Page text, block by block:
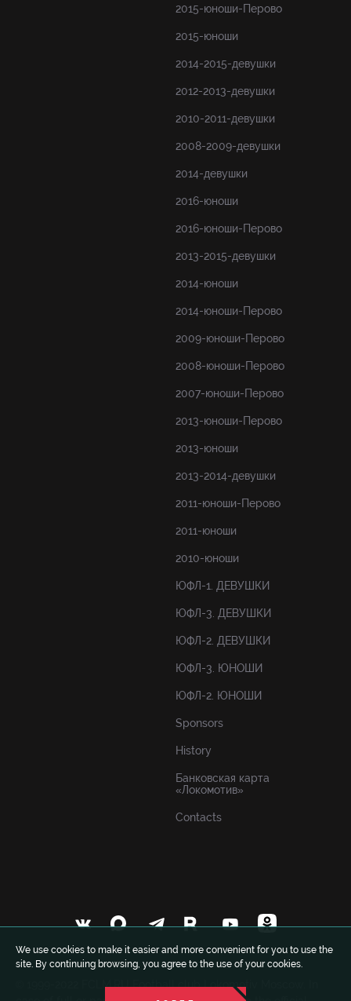
We use cookies to make it easier and more convenient for you to use the
site. By continuing browsing, you agree to the use of your cookies.
2015-юноши-Перово
2015-юноши
2014-2015-девушки
2012-2013-девушки
2010-2011-девушки
2008-2009-девушки
2014-девушки
2016-юноши
2016-юноши-Перово
2013-2015-девушки
2014-юноши
2014-юноши-Перово
2009-юноши-Перово
2008-юноши-Перово
2007-юноши-Перово
2013-юноши-Перово
2013-юноши
2013-2014-девушки
2011-юноши-Перово
2011-юноши
2010-юноши
ЮФЛ-1. ДЕВУШКИ
ЮФЛ-3. ДЕВУШКИ
ЮФЛ-2. ДЕВУШКИ
ЮФЛ-3. ЮНОШИ
ЮФЛ-2. ЮНОШИ
Sponsors
History
Банковская карта
«Локомотив»
Contacts
© 1999-2022 FCLM.RU Football club Lokomotiv Moscow. In